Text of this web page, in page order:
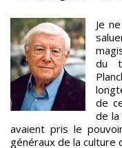
Je
du
de
de
avaient pris le
généraux de la culture